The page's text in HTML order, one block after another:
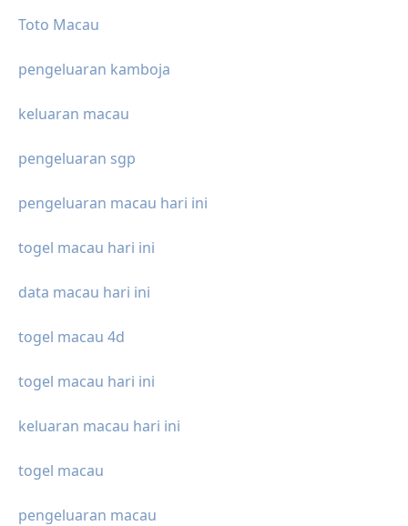
Toto Macau
pengeluaran kamboja
keluaran macau
pengeluaran sgp
pengeluaran macau hari ini
togel macau hari ini
data macau hari ini
togel macau 4d
togel macau hari ini
keluaran macau hari ini
togel macau
pengeluaran macau